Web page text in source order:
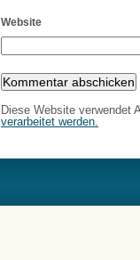
Website
Diese Website verwendet
verarbeitet werden.